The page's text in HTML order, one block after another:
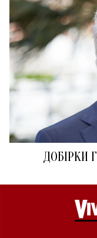
ДОБІРКИ